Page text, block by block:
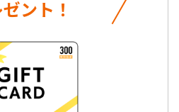
ント！